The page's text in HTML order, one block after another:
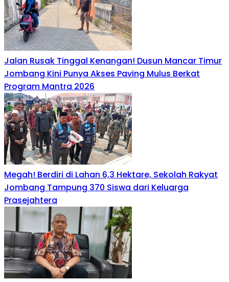
Jalan Rusak Tinggal Kenangan! Dusun Mancar Timur
Jombang Kini Punya Akses Paving Mulus Berkat
Program Mantra 2026
Megah! Berdiri di Lahan 6,3 Hektare, Sekolah Rakyat
Jombang Tampung 370 Siswa dari Keluarga
Prasejahtera